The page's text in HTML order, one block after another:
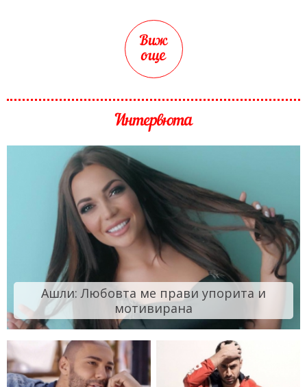
Виж
още
Интервюта
Ашли: Любовта ме прави упорита и
мотивирана